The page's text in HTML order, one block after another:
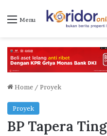
Menu
Home / Proyek
Proyek
BP Tapera